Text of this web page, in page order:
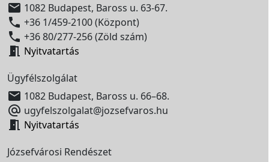
 1082 Budapest, Baross u. 63-67.
 +36 1/459-2100 (Központ)
 +36 80/277-256 (Zöld szám)
 Nyitvatartás
Ügyfélszolgálat
 1082 Budapest, Baross u. 66–68.
 ugyfelszolgalat@jozsefvaros.hu
 Nyitvatartás
Józsefvárosi Rendészet